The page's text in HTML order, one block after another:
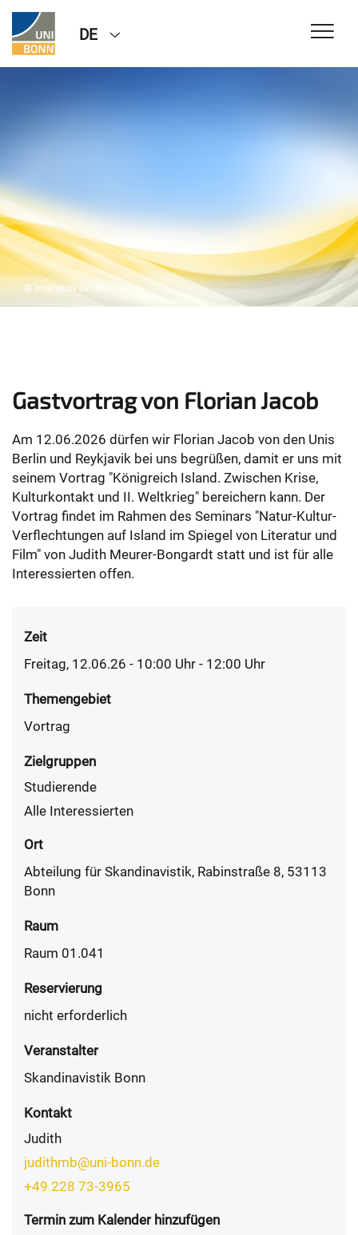
DE
© Interaktiv GmbH
Gastvortrag von Florian Jacob
Am 12.06.2026 dürfen wir Florian Jacob von den Unis
Berlin und Reykjavik bei uns begrüßen, damit er uns mit
seinem Vortrag "Königreich Island. Zwischen Krise,
Kulturkontakt und II. Weltkrieg" bereichern kann. Der
Vortrag findet im Rahmen des Seminars "Natur-Kultur-
Verflechtungen auf Island im Spiegel von Literatur und
Film" von Judith Meurer-Bongardt statt und ist für alle
Interessierten offen.
Zeit
Freitag, 12.06.26 - 10:00 Uhr - 12:00 Uhr
Themengebiet
Vortrag
Zielgruppen
Studierende
Alle Interessierten
Ort
Abteilung für Skandinavistik, Rabinstraße 8, 53113
Bonn
Raum
Raum 01.041
Reservierung
nicht erforderlich
Veranstalter
Skandinavistik Bonn
Kontakt
Judith
judithmb@uni-bonn.de
+49 228 73-3965
Termin zum Kalender hinzufügen